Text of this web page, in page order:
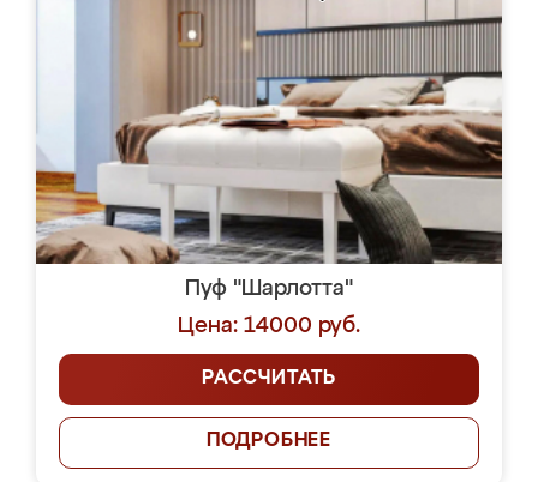
Пуф "Шарлотта"
Цена: 14000 руб.
РАССЧИТАТЬ
ПОДРОБНЕЕ